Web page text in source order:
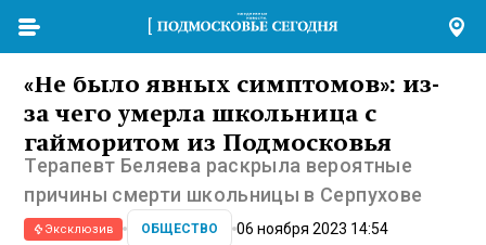
«Не было явных симптомов»: из-
за чего умерла школьница с
гайморитом из Подмосковья
Терапевт Беляева раскрыла вероятные
причины смерти школьницы в Серпухове
Эксклюзив ОБЩЕСТВО 06 ноября 2023 14:54